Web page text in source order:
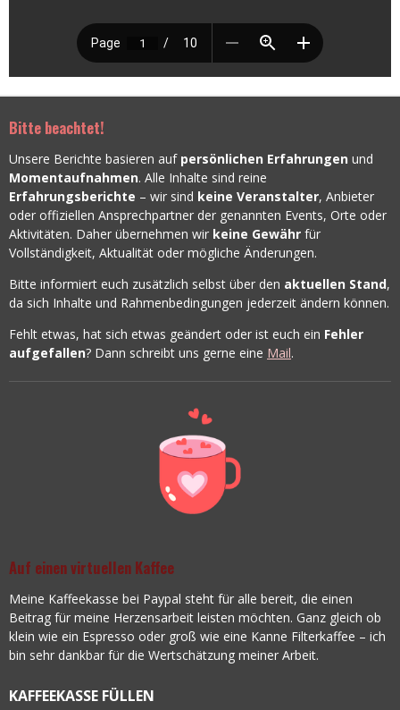
Bitte beachtet!
Unsere Berichte basieren auf persönlichen Erfahrungen und
Momentaufnahmen. Alle Inhalte sind reine
Erfahrungsberichte – wir sind keine Veranstalter, Anbieter
oder offiziellen Ansprechpartner der genannten Events, Orte oder
Aktivitäten. Daher übernehmen wir keine Gewähr für
Vollständigkeit, Aktualität oder mögliche Änderungen.
Bitte informiert euch zusätzlich selbst über den aktuellen Stand,
da sich Inhalte und Rahmenbedingungen jederzeit ändern können.
Fehlt etwas, hat sich etwas geändert oder ist euch ein Fehler
aufgefallen? Dann schreibt uns gerne eine Mail.
Auf einen virtuellen Kaffee
Meine Kaffeekasse bei Paypal steht für alle bereit, die einen
Beitrag für meine Herzensarbeit leisten möchten. Ganz gleich ob
klein wie ein Espresso oder groß wie eine Kanne Filterkaffee – ich
bin sehr dankbar für die Wertschätzung meiner Arbeit.
KAFFEEKASSE FÜLLEN